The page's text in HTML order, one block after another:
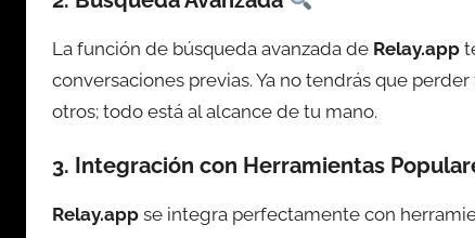
La función de búsqueda avanzada de Relay.app
conversaciones previas. Ya no tendrás que
otros; todo está al alcance de tu mano.
3. Integración con Herramientas
Relay.app se integra perfectamente con